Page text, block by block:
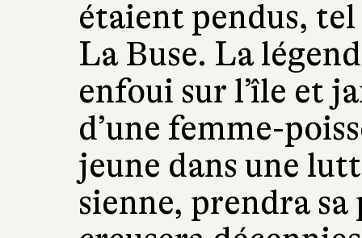
étaient pendus,
La Buse. La
enfoui sur l’île et
d’une femme-
jeune dans une
sienne, prendra